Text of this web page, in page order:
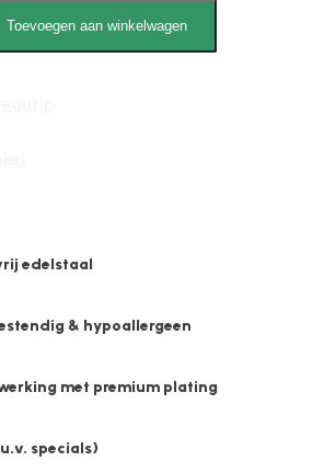
Toevoegen aan winkelwagen
edelstaal
& hypoallergeen
met premium plating
specials)